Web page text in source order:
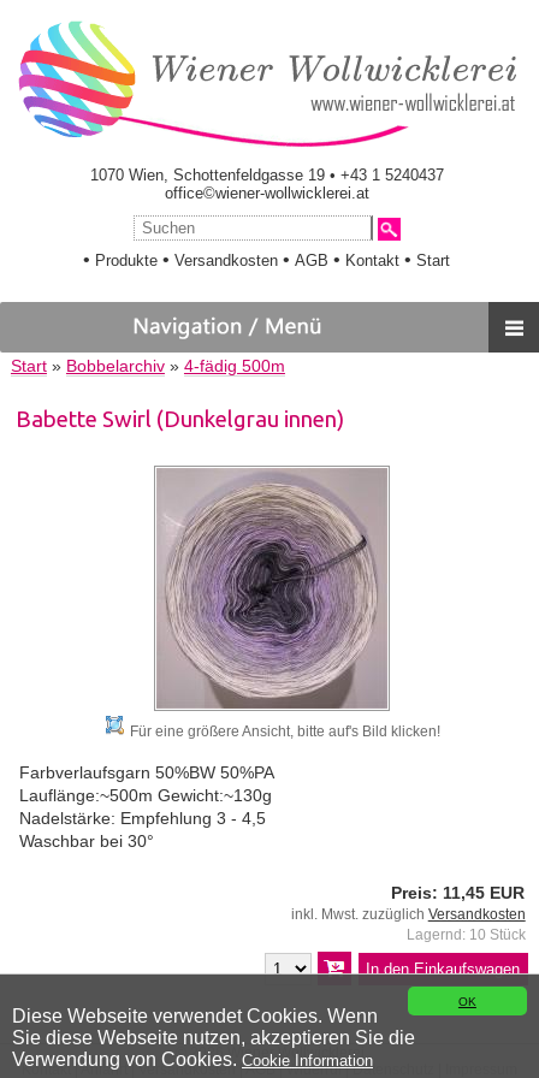
OK
Diese Webseite verwendet Cookies. Wenn
Sie diese Webseite nutzen, akzeptieren Sie die
Verwendung von Cookies. Cookie Information
1070 Wien, Schottenfeldgasse 19 • +43 1 5240437
office©wiener-wollwicklerei.at
• Produkte •Versandkosten •AGB • Kontakt •Start
Start» Bobbelarchiv» 4-fädig 500m
Babette Swirl (Dunkelgrau innen)
Für eine größere Ansicht, bitte auf's Bild klicken!
Farbverlaufsgarn 50%BW 50%PA
Lauflänge:~500m Gewicht:~130g
Nadelstärke: Empfehlung 3 - 4,5
Waschbar bei 30°
Preis: 11,45 EUR
inkl. Mwst. zuzüglich Versandkosten
Lagernd: 10 Stück
© 2026 Wiener Wollwicklerei
Kontakt |Anfahrt |Versandkosten |AGB|Widerruf|Datenschutz